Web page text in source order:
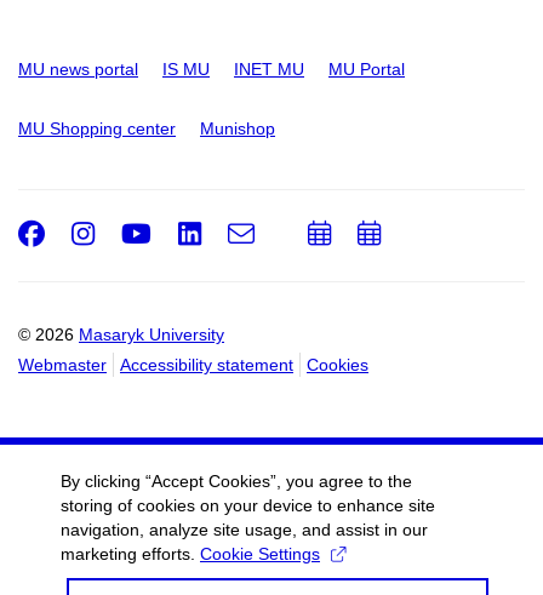
MU news portal IS MU INET MU MU Portal
MU Shopping center Munishop
© 2026 Masaryk University
Webmaster
Accessibility statement Cookies
Facebook
Instagram
Youtube
LinkedIn
e-
Email
AddAdd
By clicking “Accept Cookies”, you agree to the
storing of cookies on your device to enhance site
navigation, analyze site usage, and assist in our
marketing efforts. Cookie Settings